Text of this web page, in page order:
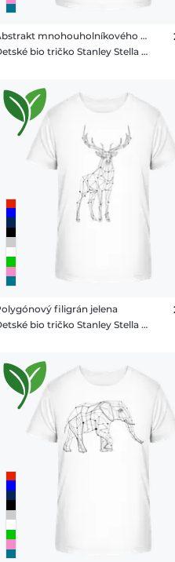
Abstrakt mnohouholníkového medveda
Detské bio tričko Stanley Stella 2.0
filigrán jelena
Detské bio tričko Stanley Stella 2.0